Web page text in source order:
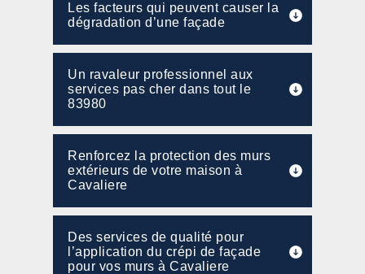
Les facteurs qui peuvent causer la
dégradation d’une façade
Un ravaleur professionnel aux
services pas cher dans tout le
83980
Renforcez la protection des murs
extérieurs de votre maison à
Cavaliere
Des services de qualité pour
l’application du crépi de façade
pour vos murs à Cavaliere